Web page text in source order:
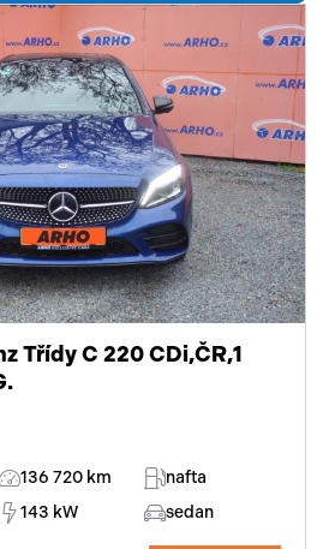
Třídy C 220 CDi,ČR,1
136 720 km
nafta
143 kW sedan